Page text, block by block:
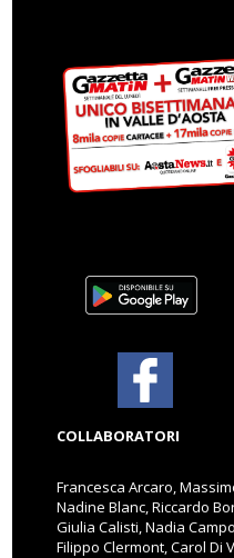
COLLABORATORI
Francesca Arcaro,
Nadine Blanc, Riccardo
Giulia Calisti, Nadia
Filippo Clermont, Carol Di